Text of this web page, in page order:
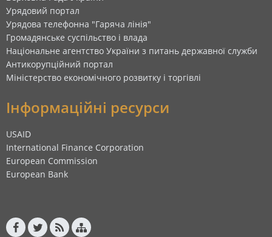
Урядовий портал
Урядова телефонна "Гаряча лінія"
Громадянське суспільство і влада
Національне агентство України з питань державної служби
Антикорупційний портал
Міністерство економічного розвитку і торгівлі
Інформаційні ресурси
USAID
International Finance Corporation
European Commission
European Bank